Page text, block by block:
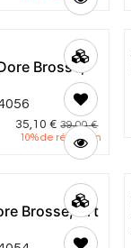
Brosse,
35,10 € 39,00€
10% de réduction
Brosse, Art